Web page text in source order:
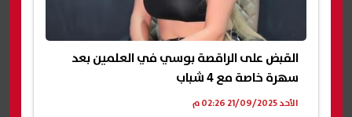
القبض على الراقصة بوسي في العلمين بعد
سهرة خاصة مع 4 شباب
الأحد 21/09/2025 02:26 م